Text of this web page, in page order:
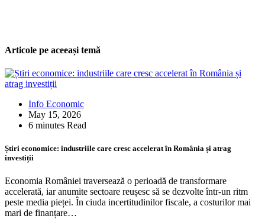
Articole pe aceeași temă
Info Economic
May 15, 2026
6 minutes Read
Știri economice: industriile care cresc accelerat în România și atrag
investiții
Economia României traversează o perioadă de transformare
accelerată, iar anumite sectoare reușesc să se dezvolte într-un ritm
peste media pieței. În ciuda incertitudinilor fiscale, a costurilor mai
mari de finanțare…